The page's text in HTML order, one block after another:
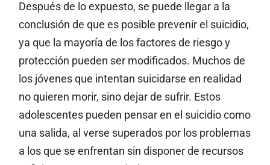
Después de lo expuesto, se puede llegar a la
conclusión de que es posible prevenir el suicidio,
ya que la mayoría de los factores de riesgo y
protección pueden ser modificados. Muchos de
los jóvenes que intentan suicidarse en realidad
no quieren morir, sino dejar de sufrir. Estos
adolescentes pueden pensar en el suicidio como
una salida, al verse superados por los problemas
a los que se enfrentan sin disponer de recursos